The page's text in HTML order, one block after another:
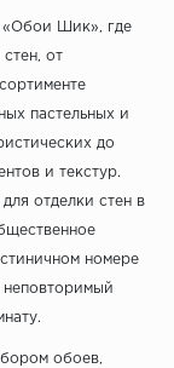
«Обои Шик», где
от
пастельных и
до
и текстур.
отделки стен в
номере
неповторимый
обоев,